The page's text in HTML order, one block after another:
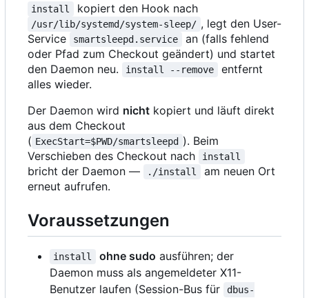
install kopiert den Hook nach
/usr/lib/systemd/system-sleep/ , legt den User-
Service
smartsleepd.service
an (falls fehlend
oder Pfad zum Checkout geändert) und startet
den Daemon neu.
install --remove
entfernt
alles wieder.
Der Daemon wird nicht kopiert und läuft direkt
aus dem Checkout
( ExecStart=$PWD/smartsleepd ). Beim
Verschieben des Checkout nach
install
bricht der Daemon — ./install
am neuen Ort
erneut aufrufen.
Voraussetzungen
install ohne sudo ausführen; der
Daemon muss als angemeldeter X11-
Benutzer laufen (Session-Bus für
dbus-